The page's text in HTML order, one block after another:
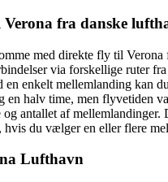
fra danske
med direkte fly til Verona
via forskellige ruter
en enkelt mellemlanding kan
en halv time, men flyvetiden
og antallet af mellemlandinger.
hvis du vælger en eller flere
Lufthavn